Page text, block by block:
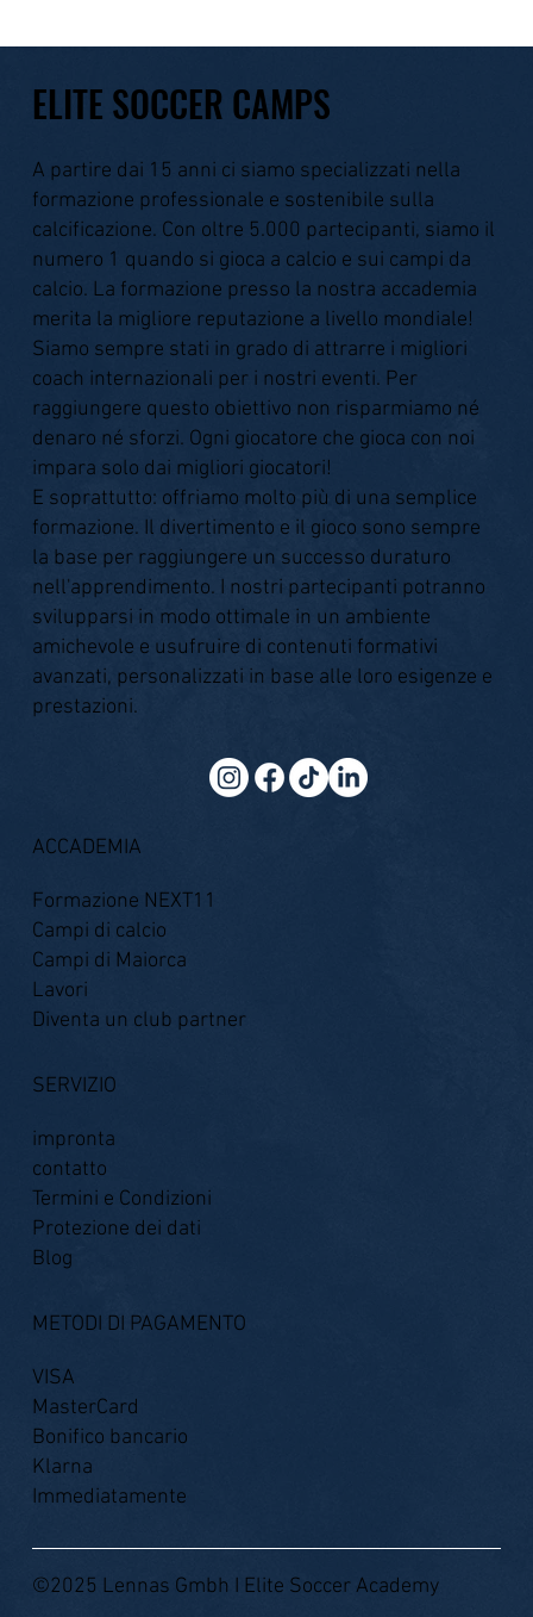
ELITE SOCCER CAMPS
A partire dai 15 anni ci siamo specializzati nella
formazione professionale e sostenibile sulla
calcificazione. Con oltre 5.000 partecipanti, siamo il
numero 1 quando si gioca a calcio e sui campi da
calcio. La formazione presso la nostra accademia
merita la migliore reputazione a livello mondiale!
Siamo sempre stati in grado di attrarre i migliori
coach internazionali per i nostri eventi. Per
raggiungere questo obiettivo non risparmiamo né
denaro né sforzi. Ogni giocatore che gioca con noi
impara solo dai migliori giocatori!
E soprattutto: offriamo molto più di una semplice
formazione. Il divertimento e il gioco sono sempre
la base per raggiungere un successo duraturo
nell'apprendimento. I nostri partecipanti potranno
svilupparsi in modo ottimale in un ambiente
amichevole e usufruire di contenuti formativi
avanzati, personalizzati in base alle loro esigenze e
prestazioni.
ACCADEMIA
Formazione NEXT11
Campi di calcio
Campi di Maiorca
Lavori
Diventa un club partner
SERVIZIO
impronta
contatto
Termini e Condizioni
Protezione dei dati
Blog
METODI DI PAGAMENTO
VISA
MasterCard
Bonifico bancario
Klarna
Immediatamente
©2025 Lennas Gmbh I Elite Soccer Academy